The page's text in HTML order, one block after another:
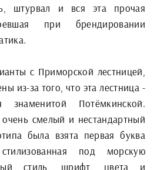
штурвал и вся эта прочая
при брендировании
с Приморской лестницей,
из-за того, что эта лестница -
Потёмкинской.
смелый и нестандартный
была взята первая буква
под морскую
стиль, шрифт, цвета и